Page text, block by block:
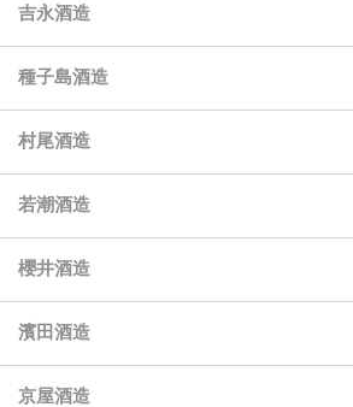
吉永酒造
種子島酒造
村尾酒造
若潮酒造
櫻井酒造
濱田酒造
京屋酒造